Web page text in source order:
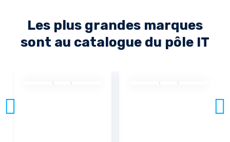
Les plus grandes marques
sont au catalogue du pôle IT